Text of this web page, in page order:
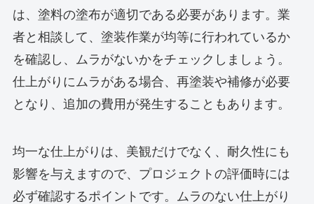
は、塗料の塗布が適切である必要があります。業
者と相談して、塗装作業が均等に行われているか
を確認し、ムラがないかをチェックしましょう。
仕上がりにムラがある場合、再塗装や補修が必要
となり、追加の費用が発生することもあります。
均一な仕上がりは、美観だけでなく、耐久性にも
影響を与えますので、プロジェクトの評価時には
必ず確認するポイントです。ムラのない仕上がり